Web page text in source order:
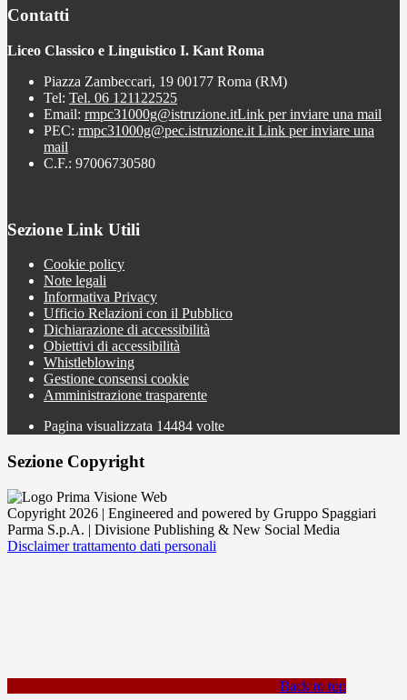
Contatti
Liceo Classico e Linguistico I. Kant Roma
Piazza Zambeccari, 19 00177 Roma (RM)
Tel: Tel. 06 121122525
Email: rmpc31000g@istruzione.itLink per inviare una mail
PEC: rmpc31000g@pec.istruzione.it Link per inviare una
mail
C.F.: 97006730580
Sezione Link Utili
Cookie policy
Note legali
Informativa Privacy
Ufficio Relazioni con il Pubblico
Dichiarazione di accessibilità
Obiettivi di accessibilità
Whistleblowing
Gestione consensi cookie
Amministrazione trasparente
Pagina visualizzata 14484 volte
Sezione Copyright
Copyright 2026 | Engineered and powered by Gruppo Spaggiari
Parma S.p.A. | Divisione Publishing & New Social Media
Disclaimer trattamento dati personali
Back to top